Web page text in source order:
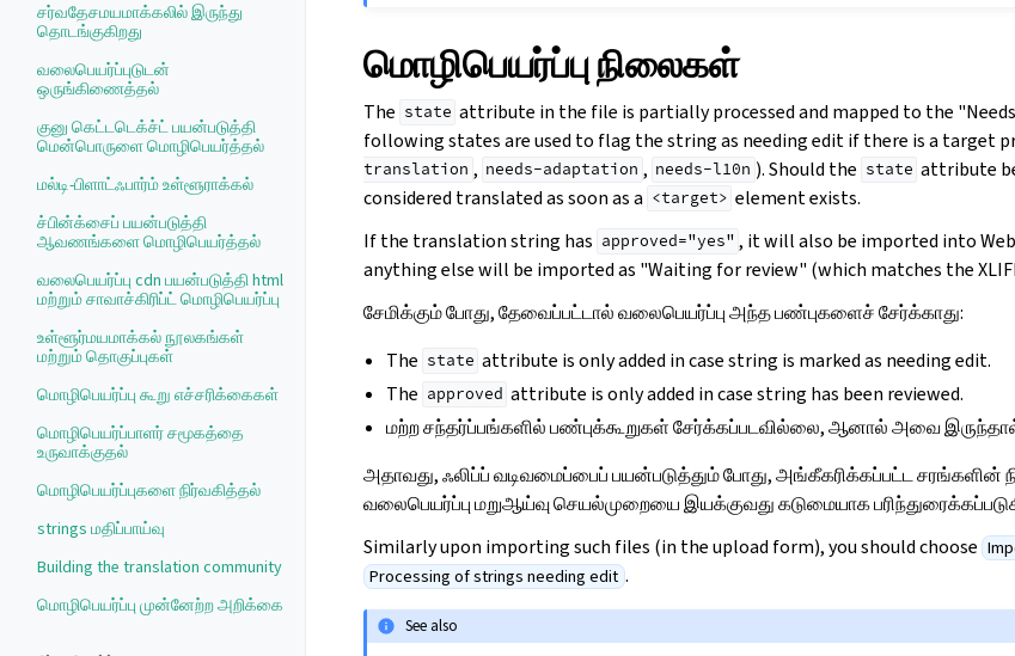
சர்வதேசமயமாக்கலில் இருந்து
தொடங்குகிறது
வலைபெயர்ப்புடுடன்
ஒருங்கிணைத்தல்
குனு கெட்டடெக்ச்ட் பயன்படுத்தி
மென்பொருளை மொழிபெயர்த்தல்
மல்டி-பிளாட்ஃபார்ம் உள்ளூராக்கல்
ச்பின்க்சைப் பயன்படுத்தி
ஆவணங்களை மொழிபெயர்த்தல்
வலைபெயர்ப்பு cdn பயன்படுத்தி html
மற்றும் சாவாச்கிரிப்ட் மொழிபெயர்ப்பு
உள்ளூர்மயமாக்கல் நூலகங்கள்
மற்றும் தொகுப்புகள்
மொழிபெயர்ப்பு கூறு எச்சரிக்கைகள்
மொழிபெயர்ப்பாளர் சமூகத்தை
உருவாக்குதல்
மொழிபெயர்ப்புகளை நிர்வகித்தல்
strings மதிப்பாய்வு
Building the translation community
மொழிபெயர்ப்பு முன்னேற்ற அறிக்கை
மொழிபெயர்ப்பு நிலைகள்
The state attribute in the file is partially processed and mapped to the
following states are used to flag the string as needing edit if there is a target
translation , needs-adaptation , needs-l10n ). Should the state attribute
considered translated as soon as a <target> element exists.
If the translation string has approved="yes" , it will also be imported into
anything else will be imported as "Waiting for review" (which matches the
சேமிக்கும் போது, தேவைப்பட்டால் வலைபெயர்ப்பு அந்த பண்புகளைச் சேர்க்காது:
The state attribute is only added in case string is marked as needing edit.
The approved attribute is only added in case string has been reviewed.
மற்ற சந்தர்ப்பங்களில் பண்புக்கூறுகள் சேர்க்கப்படவில்லை, ஆனால் அவை இருந்தால்
அதாவது, ஃலிப்ப் வடிவமைப்பைப் பயன்படுத்தும் போது, அங்கீகரிக்கப்பட்ட சரங்களின்
வலைபெயர்ப்பு மறுஆய்வு செயல்முறையை இயக்குவது கடுமையாக
Similarly upon importing such files (in the upload form), you should choose
Processing of strings needing edit .
See also